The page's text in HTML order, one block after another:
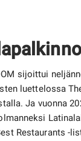
sijoittui
luettelossa
Ja vuonna
Restaurants -